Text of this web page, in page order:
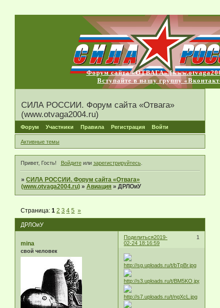
Форум сайта «ОТВАГА»
Вступайте в нашу группу
СИЛА РОССИИ. Форум сайта «Отвага»
(www.otvaga2004.ru)
Форум Участники Правила Регистрация Войти
Активные темы
Привет, Гость! Войдитеили зарегистрируйтесь.
»СИЛА РОССИИ. Форум сайта «Отвага»
(www.otvaga2004.ru) »Авиация »ДРЛОиУ
ДРЛОиУ
Страница:1 2 3 4 5 »
Поделиться 1
2019-
02-24 18:16:59
mina
свой человек